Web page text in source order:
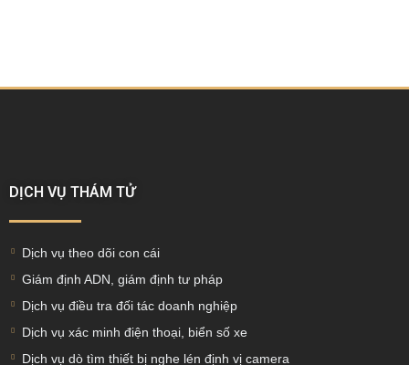
DỊCH VỤ THÁM TỬ
Dịch vụ theo dõi con cái
Giám định ADN, giám định tư pháp
Dịch vụ điều tra đối tác doanh nghiệp
Dịch vụ xác minh điện thoại, biển số xe
Dịch vụ dò tìm thiết bị nghe lén định vị camera